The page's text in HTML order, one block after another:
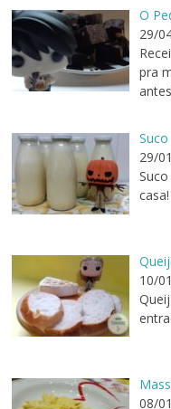
O
29/
pra
29/
casa!
10/
08/